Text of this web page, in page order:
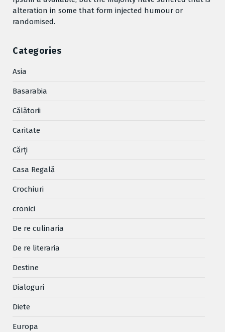
alteration in some that form injected humour or
randomised.
Categories
Asia
Basarabia
Cǎlǎtorii
Caritate
Cărţi
Casa Regală
Crochiuri
cronici
De re culinaria
De re literaria
Destine
Dialoguri
Diete
Europa